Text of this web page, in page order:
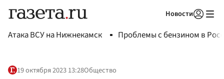
Новости
Атака ВСУ на Нижнекамск Проблемы с бензином в
19 октября 2023 13:28Общество